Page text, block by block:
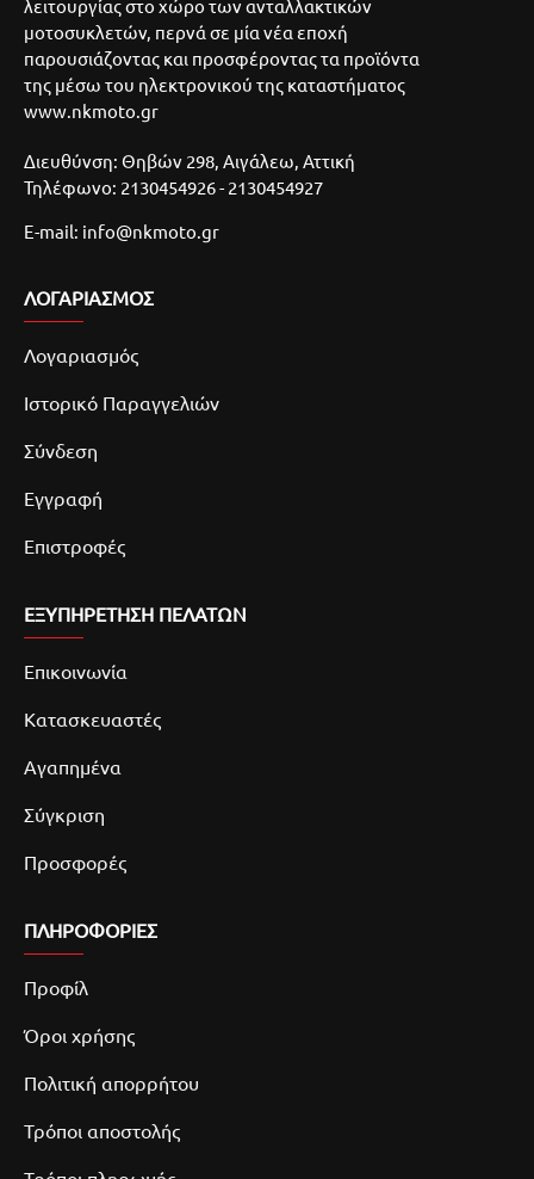
λειτουργίας στο χώρο των ανταλλακτικών
μοτοσυκλετών, περνά σε μία νέα εποχή
παρουσιάζοντας και προσφέροντας τα προϊόντα
της μέσω του ηλεκτρονικού της καταστήματος
www.nkmoto.gr
Διευθύνση: Θηβών 298, Αιγάλεω, Αττική
Τηλέφωνο: 2130454926 - 2130454927
E-mail: info@nkmoto.gr
ΛΟΓΑΡΙΑΣΜΌΣ
Λογαριασμός
Ιστορικό Παραγγελιών
Σύνδεση
Εγγραφή
Επιστροφές
ΕΞΥΠΗΡΕΤΗΣΗ ΠΕΛΑΤΩΝ
Επικοινωνία
Κατασκευαστές
Αγαπημένα
Σύγκριση
Προσφορές
ΠΛΗΡΟΦΟΡΙΕΣ
Προφίλ
Όροι χρήσης
Πολιτική απορρήτου
Τρόποι αποστολής